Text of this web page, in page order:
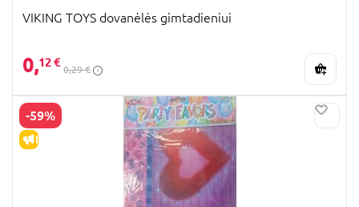
VIKING TOYS dovanėlės gimtadieniui
0,12 €
0,29 €
-59%
IŠPARDAVIMAS